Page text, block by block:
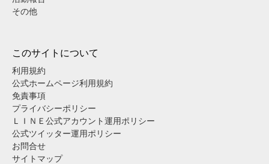
その他
このサイトについて
利用規約
公式ホームページ利用規約
免責事項
プライバシーポリシー
ＬＩＮＥ公式アカウント運用ポリシー
公式ツイッター運用ポリシー
お問合せ
サイトマップ